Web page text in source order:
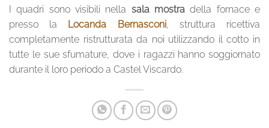
I quadri sono visibili nella sala mostra della fornace e
presso la Locanda Bernasconi, struttura ricettiva
completamente ristrutturata da noi utilizzando il cotto in
tutte le sue sfumature, dove i ragazzi hanno soggiornato
durante il loro periodo a Castel Viscardo.